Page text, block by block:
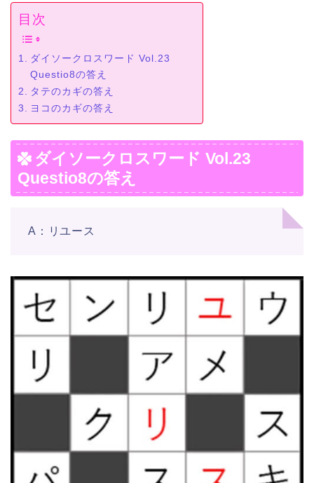
目次
ダイソークロスワード Vol.23
Questio8の答え
タテのカギの答え
ヨコのカギの答え
ダイソークロスワード Vol.23
Questio8の答え
A：リユース